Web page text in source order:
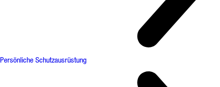
Persönliche Schutzausrüstung